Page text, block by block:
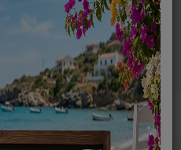
0
MENU